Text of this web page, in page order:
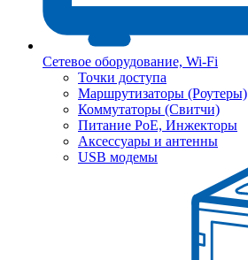
Сетевое оборудование, Wi-Fi
Точки доступа
Маршрутизаторы (Роутеры)
Коммутаторы (Свитчи)
Питание PoE, Инжекторы
Аксессуары и антенны
USB модемы